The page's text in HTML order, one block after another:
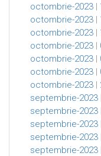
octombrie-2023 |
octombrie-2023 |
octombrie-2023 |
octombrie-2023 |
octombrie-2023 |
octombrie-2023 |
octombrie-2023 |
septembrie-2023
septembrie-2023
septembrie-2023
septembrie-2023
septembrie-2023